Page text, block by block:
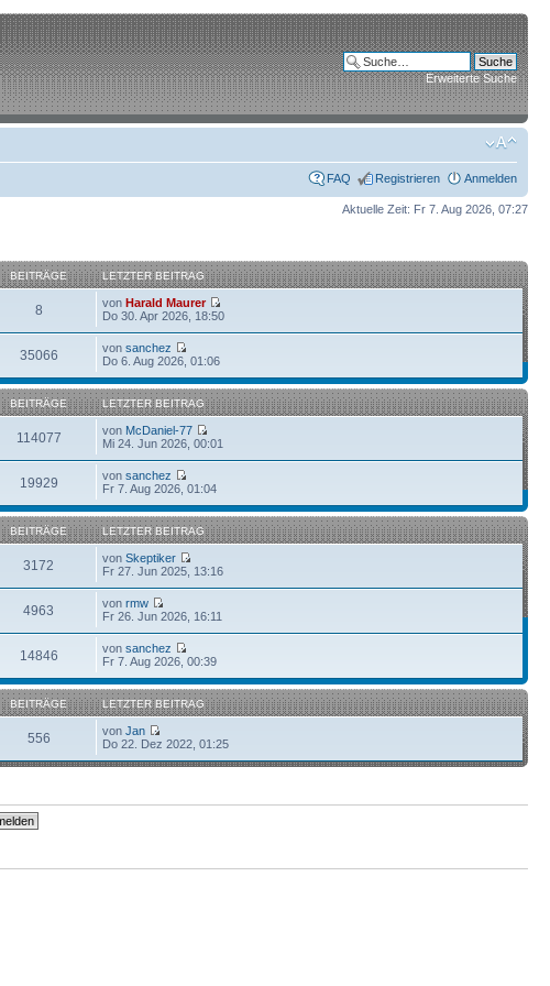
Erweiterte Suche
FAQ Registrieren Anmelden
Aktuelle Zeit: Fr 7. Aug 2026, 07:27
BEITRÄGE LETZTER BEITRAG
8 vonHarald Maurer
Do 30. Apr 2026, 18:50
35066 vonsanchez
Do 6. Aug 2026, 01:06
BEITRÄGE LETZTER BEITRAG
114077 von McDaniel-77
Mi 24. Jun 2026, 00:01
19929 vonsanchez
Fr 7. Aug 2026, 01:04
BEITRÄGE LETZTER BEITRAG
3172 vonSkeptiker
Fr 27. Jun 2025, 13:16
4963 vonrmw
Fr 26. Jun 2026, 16:11
14846 vonsanchez
Fr 7. Aug 2026, 00:39
BEITRÄGE LETZTER BEITRAG
556 vonJan
Do 22. Dez 2022, 01:25